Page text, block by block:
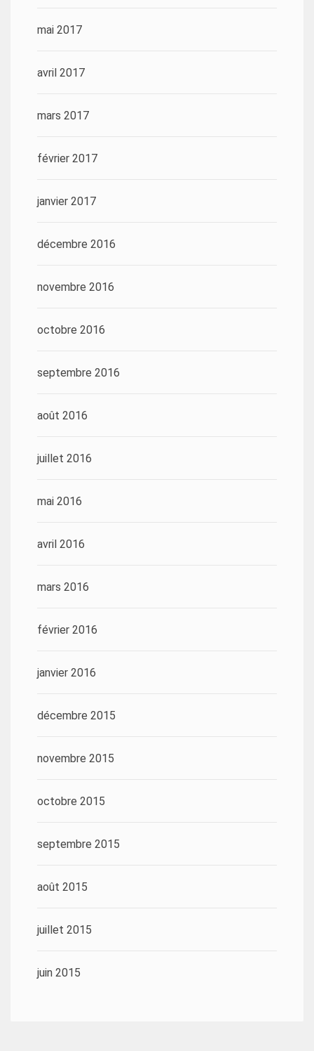
mai 2017
avril 2017
mars 2017
février 2017
janvier 2017
décembre 2016
novembre 2016
octobre 2016
septembre 2016
août 2016
juillet 2016
mai 2016
avril 2016
mars 2016
février 2016
janvier 2016
décembre 2015
novembre 2015
octobre 2015
septembre 2015
août 2015
juillet 2015
juin 2015